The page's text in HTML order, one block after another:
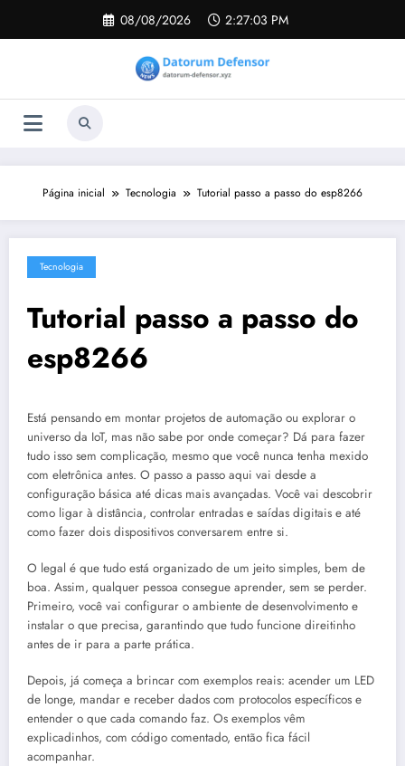
o
08/08/2026 2:27:03 PM
Página inicial Tecnologia Tutorial passo a passo do esp8266
Tecnologia
Tutorial passo a passo do
esp8266
Está pensando em montar projetos de automação ou explorar o
universo da IoT, mas não sabe por onde começar? Dá para fazer
tudo isso sem complicação, mesmo que você nunca tenha mexido
com eletrônica antes. O passo a passo aqui vai desde a
configuração básica até dicas mais avançadas. Você vai descobrir
como ligar à distância, controlar entradas e saídas digitais e até
como fazer dois dispositivos conversarem entre si.
O legal é que tudo está organizado de um jeito simples, bem de
boa. Assim, qualquer pessoa consegue aprender, sem se perder.
Primeiro, você vai configurar o ambiente de desenvolvimento e
instalar o que precisa, garantindo que tudo funcione direitinho
antes de ir para a parte prática.
Depois, já começa a brincar com exemplos reais: acender um LED
de longe, mandar e receber dados com protocolos específicos e
entender o que cada comando faz. Os exemplos vêm
explicadinhos, com código comentado, então fica fácil
acompanhar.